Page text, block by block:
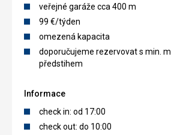
veřejné garáže cca 400 m
99 €/týden
omezená kapacita
doporučujeme rezervovat s min.
předstihem
Informace
check in: od 17:00
check out: do 10:00